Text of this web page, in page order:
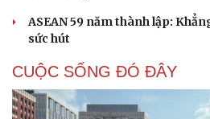
ASEAN 59 năm thành lập:
sức hút
CUỘC SỐNG ĐÓ ĐÂY